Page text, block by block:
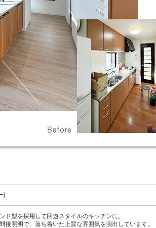
)
ド型を採用して回遊スタイルのキッチンに。
接照明で、落ち着いた上質な雰囲気を演出しています。